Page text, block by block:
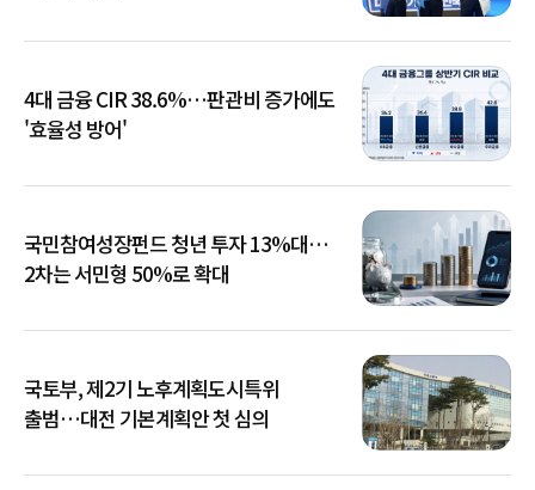
4대 금융 CIR 38.6%…판관비 증가에도
'효율성 방어'
국민참여성장펀드 청년 투자 13%대…
2차는 서민형 50%로 확대
국토부, 제2기 노후계획도시특위
출범…대전 기본계획안 첫 심의